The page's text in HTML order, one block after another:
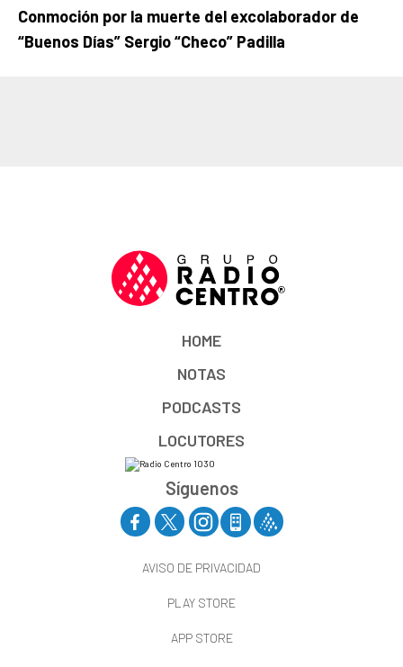
Conmoción por la muerte del excolaborador de
“Buenos Días” Sergio “Checo” Padilla
HOME
NOTAS
PODCASTS
LOCUTORES
Síguenos
AVISO DE PRIVACIDAD
PLAY STORE
APP STORE